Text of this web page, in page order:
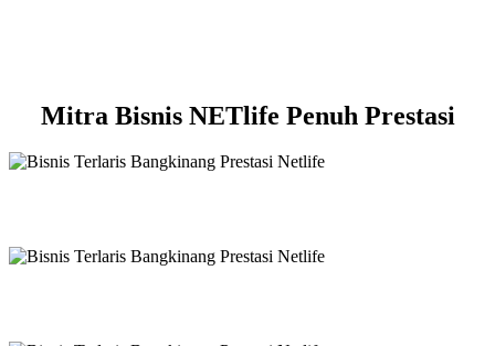
Mitra Bisnis NETlife Penuh Prestasi